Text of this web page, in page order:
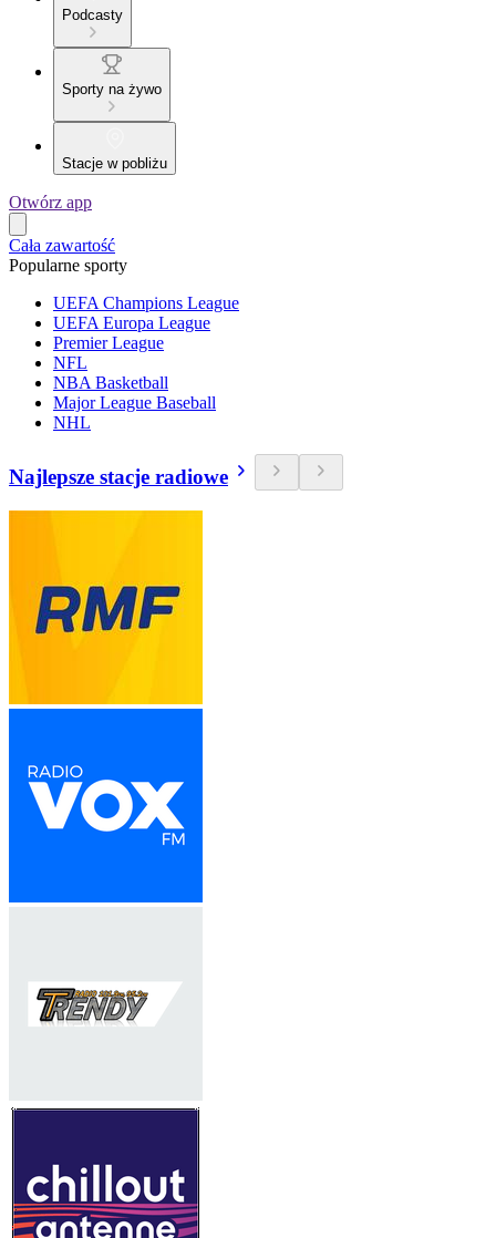
Podcasty
Sporty na żywo
Stacje w pobliżu
Otwórz app
Cała zawartość
Popularne sporty
UEFA Champions League
UEFA Europa League
Premier League
NFL
NBA Basketball
Major League Baseball
NHL
Najlepsze stacje radiowe